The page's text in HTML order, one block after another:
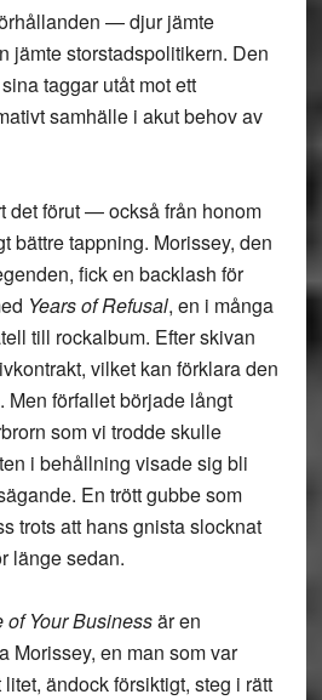
— djur jämte
jämte storstadspolitikern. Den
taggar utåt mot ett
samhälle i akut behov av
det förut — också från honom
tappning. Morissey, den
fick en backlash för
Years of Refusal, en i många
till rockalbum. Efter skivan
vilket kan förklara den
Men förfallet började långt
som vi trodde skulle
i behållning visade sig bli
En trött gubbe som
trots att hans gnista slocknat
länge sedan.
of Your Businessär en
Morissey, en man som var
ändock försiktigt, steg i rätt